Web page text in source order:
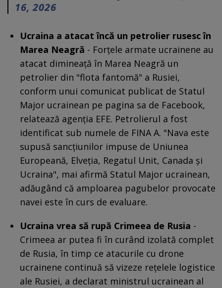
16, 2026
Ucraina a atacat încă un petrolier rusesc în
Marea Neagră - Forțele armate ucrainene au
atacat dimineață în Marea Neagră un
petrolier din "flota fantomă" a Rusiei,
conform unui comunicat publicat de Statul
Major ucrainean pe pagina sa de Facebook,
relatează agenția EFE. Petrolierul a fost
identificat sub numele de FINA A. "Nava este
supusă sancțiunilor impuse de Uniunea
Europeană, Elveția, Regatul Unit, Canada și
Ucraina", mai afirmă Statul Major ucrainean,
adăugând că amploarea pagubelor provocate
navei este în curs de evaluare.
Ucraina vrea să rupă Crimeea de Rusia -
Crimeea ar putea fi în curând izolată complet
de Rusia, în timp ce atacurile cu drone
ucrainene continuă să vizeze rețelele logistice
ale Rusiei, a declarat ministrul ucrainean al